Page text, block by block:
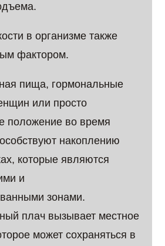
в организме также
фактором.
пища, гормональные
или просто
положение во время
накоплению
которые являются
и
зонами.
плач вызывает местное
может сохраняться в